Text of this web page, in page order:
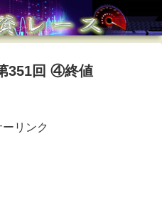
351回 ④終値
リンク